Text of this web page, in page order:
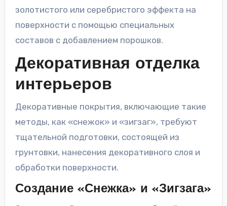
золотистого или серебристого эффекта на
поверхности с помощью специальных
составов с добавлением порошков.
Декоративная отделка
интерьеров
Декоративные покрытия, включающие такие
методы, как «снежок» и «зигзаг», требуют
тщательной подготовки, состоящей из
грунтовки, нанесения декоративного слоя и
обработки поверхности.
Создание «Снежка» и «Зигзага»